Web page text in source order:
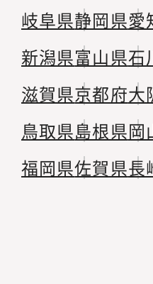
岐阜県静岡県愛
新潟県富山県石
滋賀県京都府大
鳥取県島根県岡
福岡県佐賀県長